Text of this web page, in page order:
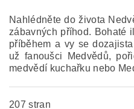
Nahlédněte do života
zábavných příhod. Bohaté
příběhem a vy se
už fanoušci Medvědů,
medvědí kuchařku nebo
207 stran